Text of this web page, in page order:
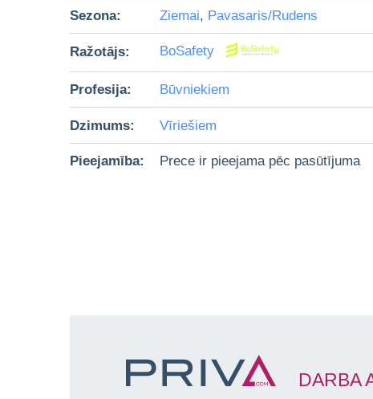
Sezona: Ziemai, Pavasaris/Rudens
Ražotājs: BoSafety
Profesija: Būvniekiem
Dzimums: Vīriešiem
Pieejamība: Prece ir pieejama pēc pasūtījuma
DARBA